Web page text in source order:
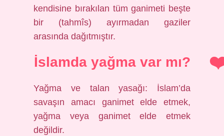
kendisine bırakılan tüm ganimeti beşte
bir (tahmîs) ayırmadan gaziler
arasında dağıtmıştır.
İslamda yağma var mı?
Yağma ve talan yasağı: İslam’da
savaşın amacı ganimet elde etmek,
yağma veya ganimet elde etmek
değildir.